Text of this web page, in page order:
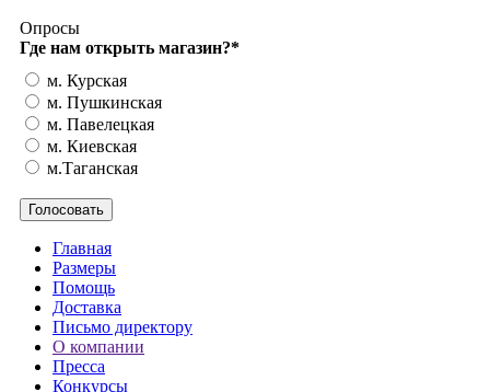
Опросы
Где нам открыть магазин?*
м. Курская
м. Пушкинская
м. Павелецкая
м. Киевская
м.Таганская
Главная
Размеры
Помощь
Доставка
Письмо директору
О компании
Пресса
Конкурсы